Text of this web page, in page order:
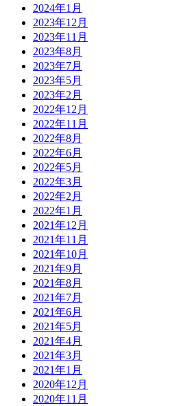
2024年1月
2023年12月
2023年11月
2023年8月
2023年7月
2023年5月
2023年2月
2022年12月
2022年11月
2022年8月
2022年6月
2022年5月
2022年3月
2022年2月
2022年1月
2021年12月
2021年11月
2021年10月
2021年9月
2021年8月
2021年7月
2021年6月
2021年5月
2021年4月
2021年3月
2021年1月
2020年12月
2020年11月